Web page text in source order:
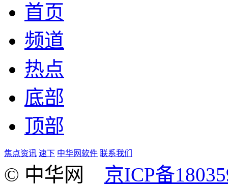
首页
频道
热点
底部
顶部
焦点资讯 速下 中华网软件 联系我们
© 中华网 京ICP备